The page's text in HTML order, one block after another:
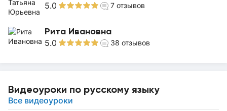
5.0 7 отзывов
Рита Ивановна
5.0 38 отзывов
Видеоуроки по русскому языку
Все видеоуроки